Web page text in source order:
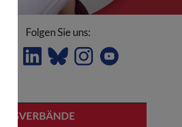
Folgen Sie uns: